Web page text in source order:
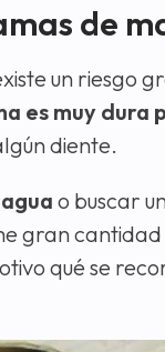
de
un riesgo
es muy dura
diente.
o buscar
gran
qué se